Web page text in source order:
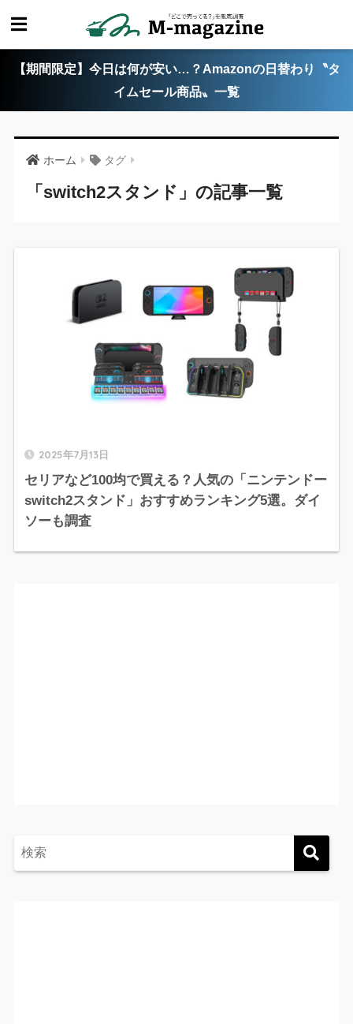
【期間限定】今日は何が安い…？Amazonの日替わり〝タ
イムセール商品〟一覧
ホーム タグ
「switch2スタンド」の記事一覧
2025年7月13日
セリアなど100均で買える？人気の「ニンテンドー
switch2スタンド」おすすめランキング5選。ダイ
ソーも調査